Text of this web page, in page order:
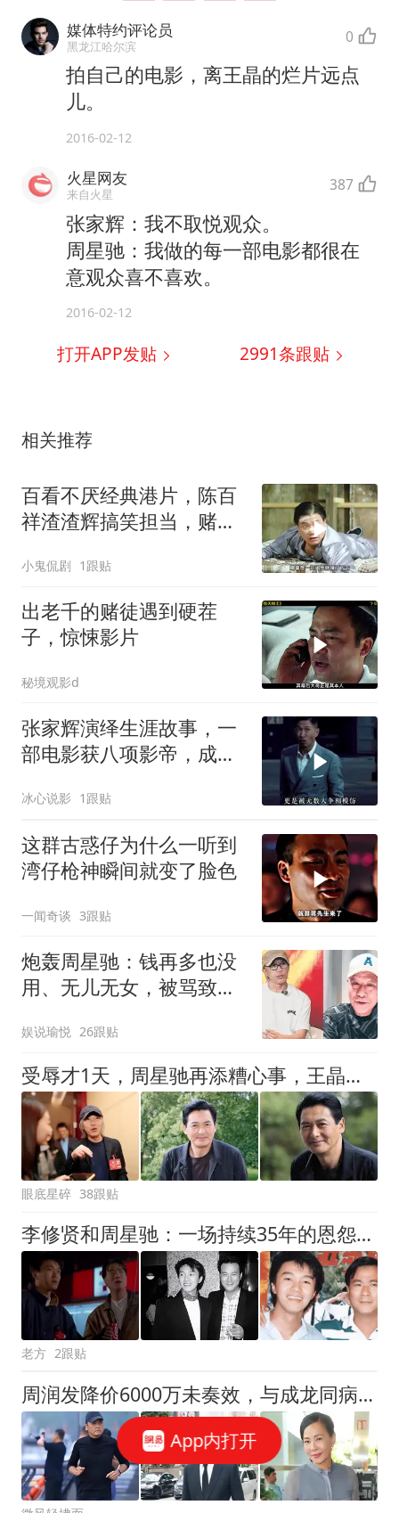
媒体特约评论员
黑龙江哈尔滨 0
拍自己的电影，离王晶的烂片远点
儿。
2016-02-12
火星网友
来自火星 387
张家辉：我不取悦观众。
周星驰：我做的每一部电影都很在
意观众喜不喜欢。
2016-02-12
打开APP发贴 2991条跟贴
相关推荐
百看不厌经典港片，陈百
祥渣渣辉搞笑担当，赌侠
小鬼侃剧 1跟贴
出老千的赌徒遇到硬茬
子，惊悚影片
秘境观影d
张家辉演绎生涯故事，一
部电影获八项影帝，成功
冰心说影 1跟贴
这群古惑仔为什么一听到
湾仔枪神瞬间就变了脸色
一闻奇谈 3跟贴
炮轰周星驰：钱再多也没
用、无儿无女，被骂致歉
娱说瑜悦 26跟贴
受辱才1天，周星驰再添糟心事，王晶曝出内情，与周润发境遇相似
眼底星碎 38跟贴
李修贤和周星驰：一场持续35年的恩怨情仇，怪谁？
老方 2跟贴
周润发降价6000万未奏效，与成龙同病相怜
App内打开